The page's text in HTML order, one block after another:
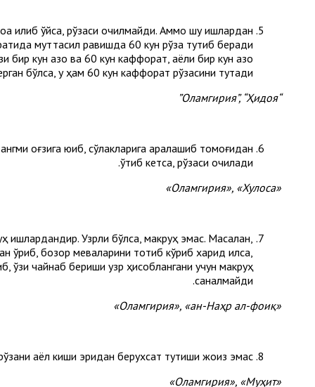
қилиб қўйса, рўзаси очилмайди. Аммо шу ишлардан
муттасил равишда 60 кун рўза тутиб беради
бир кун қазо ва 60 кун каффорат, аёли бир кун қазо
бўлса, у ҳам 60 кун каффорат рўзасини тутади.
“Оламгирия”, “Ҳидоя”
оғзига юқиб, сўлакларига аралашиб томоғидан
ўтиб кетса, рўзаси очилади.
«Оламгирия», «Хулоса»
ишлардандир. Узрли бўлса, макруҳ эмас. Масалан,
бозор меваларини тотиб кўриб харид қилса,
ўзи чайнаб бериши узр ҳисоблангани учун макруҳ
саналмайди.
«Оламгирия», «ан-Наҳр ал-фоиқ»
аёл киши эридан берухсат тутиши жоиз эмас.
«Оламгирия», «Муҳит»